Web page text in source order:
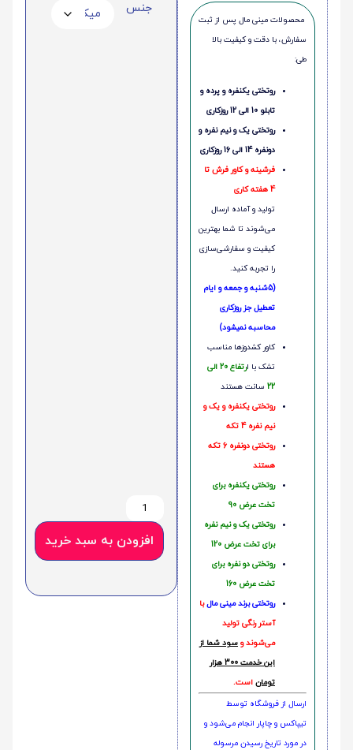
محصولات مینی‌ مال پس از ثبت
سفارش، با دقت و کیفیت بالا
طی:
روتختی یکنفره و پرده و
تابلو 10 الی 12 روزکاری
روتختی یک و نیم نفره و
دونفره 14 الی 16 روزکاری
فرشینه و کاور فرش تا
4 هفته کاری
تولید و آماده ارسال
می‌شوند تا شما بهترین
کیفیت و سفارشی‌سازی
را تجربه کنید.
(5شنبه و جمعه و ایام
تعطیل جز روزکاری
محاسبه نمیشود)
کاور کشدوزها مناسب
تشک با ا
رتفاع 20 الی
22 سانت هستند
روتختی یکنفره و یک و
نیم نفره 4 تکه
روتختی دونفره 6 تکه
هستند
روتختی یکنفره برای
تخت عرض 90
روتختی یک و نیم نفره
برای تخت عرض 120
روتختی دو نفره برای
تخت عرض 160
روتختی‌ برند مینی مالبا
آستر رنگی تولید
می‌شوند و سود شما از
این خدمت 300 هزار
تومان است.
ارسال از فروشگاه توسط
تیپاکس و چاپار انجام می‌شود و
در مورد تاریخ رسیدن مرسوله
جنس
افزودن به سبد خرید